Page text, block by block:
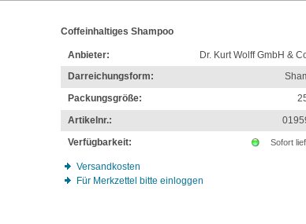
Coffeinhaltiges Shampoo
Anbieter:
Dr. Kurt Wolff GmbH &
Darreichungsform:
Packungsgröße:
Artikelnr.:
Verfügbarkeit:
Sofort
Versandkosten
Für Merkzettel bitte einloggen